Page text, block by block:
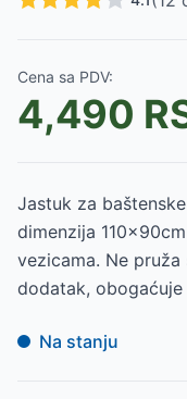
Cena sa PDV:
4,490
Jastuk za
dimenzija
vezicama. Ne
dodatak,
Na stanju